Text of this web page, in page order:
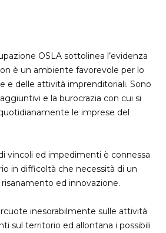
OSLA sottolinea l’evidenza
è un ambiente favorevole per lo
e delle attività imprenditoriali. Sono
e la burocrazia con cui si
le imprese del
vincoli ed impedimenti è connessa
in difficoltà che necessità di un
ed innovazione.
inesorabilmente sulle attività
sul territorio ed allontana i possibili